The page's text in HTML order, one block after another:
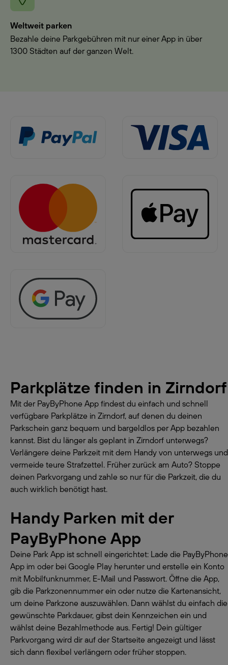
Weltweit parken
Bezahle deine Parkgebühren mit nur einer App in über
1300 Städten auf der ganzen Welt.
Parkplätze finden in Zirndorf
Mit der PayByPhone App findest du einfach und schnell
verfügbare Parkplätze in Zirndorf, auf denen du deinen
Parkschein ganz bequem und bargeldlos per App bezahlen
kannst. Bist du länger als geplant in Zirndorf unterwegs?
Verlängere deine Parkzeit mit dem Handy von unterwegs und
vermeide teure Strafzettel. Früher zurück am Auto? Stoppe
deinen Parkvorgang und zahle so nur für die Parkzeit, die du
auch wirklich benötigt hast.
Handy Parken mit der
PayByPhone App
Deine Park App ist schnell eingerichtet: Lade die PayByPhone
App im oder bei Google Play herunter und erstelle ein Konto
mit Mobilfunknummer, E-Mail und Passwort. Öffne die App,
gib die Parkzonennummer ein oder nutze die Kartenansicht,
um deine Parkzone auszuwählen. Dann wählst du einfach die
gewünschte Parkdauer, gibst dein Kennzeichen ein und
wählst deine Bezahlmethode aus. Fertig! Dein gültiger
Parkvorgang wird dir auf der Startseite angezeigt und lässt
sich dann flexibel verlängern oder früher stoppen.